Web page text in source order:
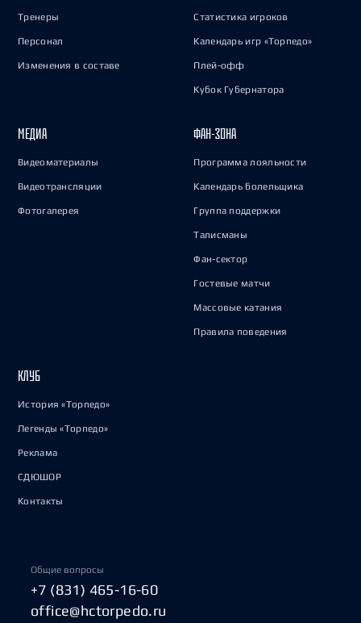
Тренеры
Персонал
Изменения в составе
Статистика игроков
Календарь игр «Торпедо»
Плей-офф
Кубок Губернатора
МЕДИА
Видеоматериалы
Видеотрансляции
Фотогалерея
ФАН-ЗОНА
Программа лояльности
Календарь болельщика
Группа поддержки
Талисманы
Фан-сектор
Гостевые матчи
Массовые катания
Правила поведения
КЛУБ
История «Торпедо»
Легенды «Торпедо»
Реклама
СДЮШОР
Контакты
Общие вопросы
+7 (831) 465-16-60
office@hctorpedo.ru